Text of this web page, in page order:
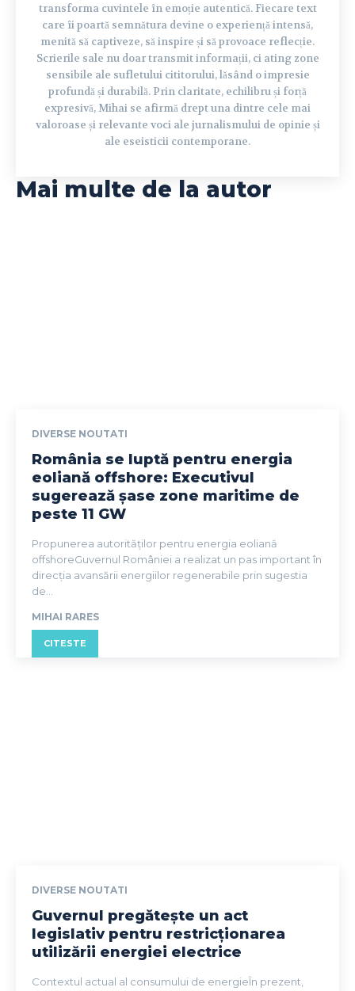
transforma cuvintele în emoție autentică. Fiecare text
care îi poartă semnătura devine o experiență intensă,
menită să captiveze, să inspire și să provoace reflecție.
Scrierile sale nu doar transmit informații, ci ating zone
sensibile ale sufletului cititorului, lăsând o impresie
profundă și durabilă. Prin claritate, echilibru și forță
expresivă, Mihai se afirmă drept una dintre cele mai
valoroase și relevante voci ale jurnalismului de opinie și
ale eseisticii contemporane.
Mai multe de la autor
DIVERSE NOUTATI
România se luptă pentru energia
eoliană offshore: Executivul
sugerează șase zone maritime de
peste 11 GW
Propunerea autorităților pentru energia eoliană
offshoreGuvernul României a realizat un pas important în
direcția avansării energiilor regenerabile prin sugestia
de...
MIHAI RARES
CITESTE
DIVERSE NOUTATI
Guvernul pregătește un act
legislativ pentru restricționarea
utilizării energiei electrice
Contextul actual al consumului de energieÎn prezent,